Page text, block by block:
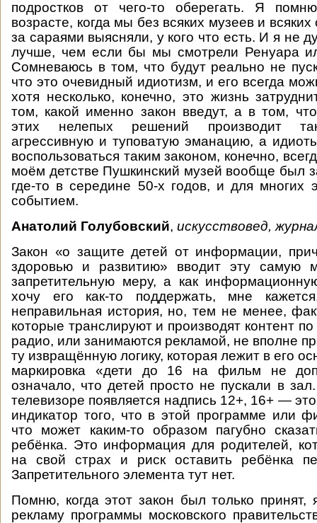
подростков от чего-то оберегать. Я
возрасте, когда мы без всяких музеев и
за сараями выясняли, у кого что есть. И я не
лучше, чем если бы мы смотрели Ренуара
Сомневаюсь в том, что будут реально не
что это очевидный идиотизм, и его всегда
хотя несколько, конечно, это жизнь
том, какой именно закон введут, а в том,
этих нелепых решений производит
агрессивную и туповатую эманацию, а
воспользоваться таким законом, конечно,
моём детстве Пушкинский музей вообще был
где-то в середине 50-х годов, и для
событием.
Анатолий Голубовский, искусствовед,
Закон «о защите детей от информации,
здоровью и развитию» вводит эту самую
запретительную меру, а как
хочу его как-то поддержать, мне
неправильная история, но, тем не менее,
которые транслируют и производят контент
радио, или занимаются рекламой, не вполне
ту извращённую логику, которая лежит в его
маркировка «дети до 16 на фильм не
означало, что детей просто не пускали в
телевизоре появляется надпись 12+, 16+ —
индикатор того, что в этой программе или
что может каким-то образом пагубно
ребёнка. Это информация для родителей,
на свой страх и риск оставить ребёнка
Запретительного элемента тут нет.
Помню, когда этот закон был только принят,
рекламу программы московского